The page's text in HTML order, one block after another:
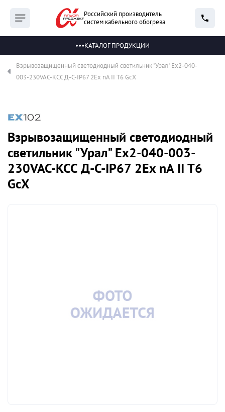
Российский производитель
систем кабельного обогрева
КАТАЛОГ ПРОДУКЦИИ
Взрывозащищенный светодиодный светильник "Урал" Ex2-040-
003-230VAC-КСС Д-С-IP67 2Ex nA II T6 GcX
Взрывозащищенный светодиодный
светильник "Урал" Ex2-040-003-
230VAC-КСС Д-С-IP67 2Ex nA II T6
GcX